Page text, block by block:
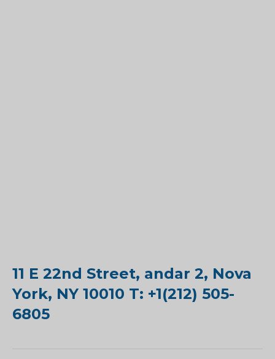
11 E 22nd Street, andar 2, Nova
York, NY 10010 T: +1(212) 505-
6805